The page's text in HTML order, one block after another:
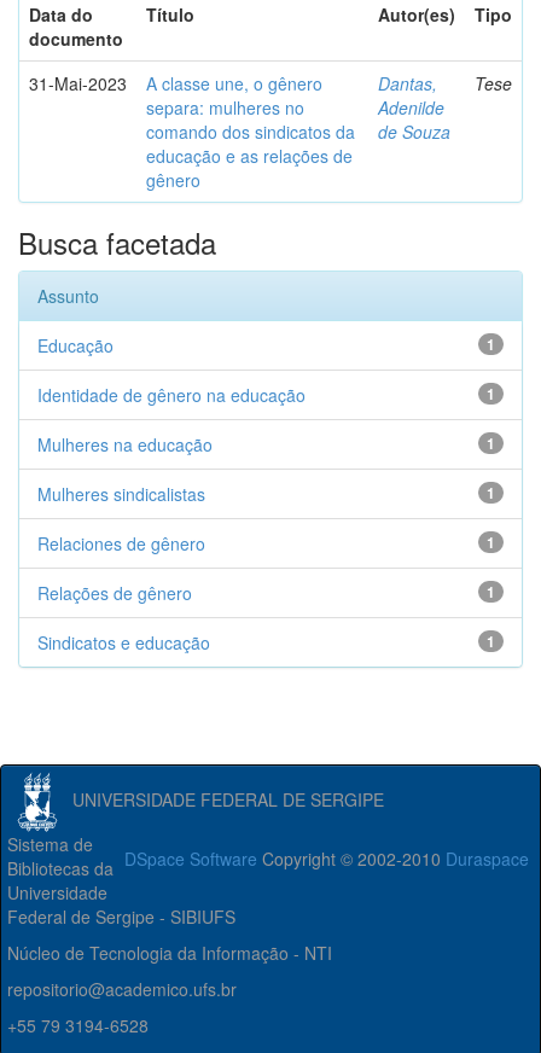
Data do
documento
Título Autor(es) Tipo
31-Mai-2023
A classe une, o gênero
separa: mulheres no
comando dos sindicatos da
educação e as relações de
gênero
Dantas,
Adenilde
de Souza
Tese
Busca facetada
Assunto
1
Educação
1
Identidade de gênero na educação
1
Mulheres na educação
1
Mulheres sindicalistas
1
Relaciones de gênero
1
Relações de gênero
1
Sindicatos e educação
UNIVERSIDADE FEDERAL DE SERGIPE
DSpace Software Copyright © 2002-2010 Duraspace
Sistema de
Bibliotecas da
Universidade
Federal de Sergipe - SIBIUFS
Núcleo de Tecnologia da Informação - NTI
repositorio@academico.ufs.br
+55 79 3194-6528